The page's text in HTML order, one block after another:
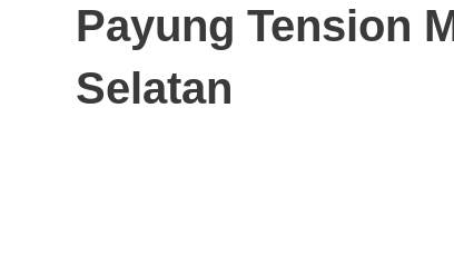
Payung Tension
Selatan